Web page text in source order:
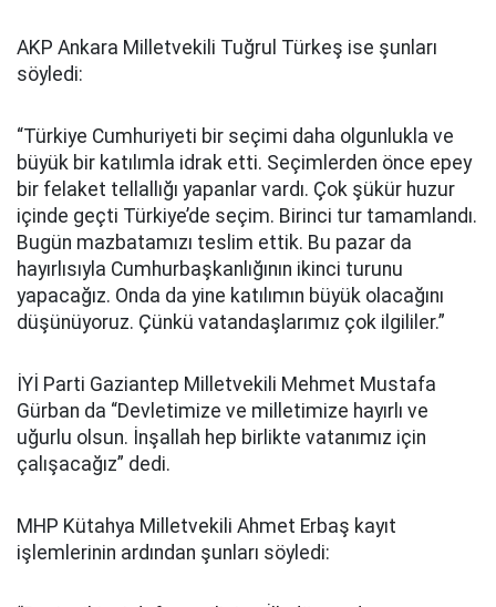
AKP Ankara Milletvekili Tuğrul Türkeş ise şunları
söyledi:
“Türkiye Cumhuriyeti bir seçimi daha olgunlukla ve
büyük bir katılımla idrak etti. Seçimlerden önce epey
bir felaket tellallığı yapanlar vardı. Çok şükür huzur
içinde geçti Türkiye’de seçim. Birinci tur tamamlandı.
Bugün mazbatamızı teslim ettik. Bu pazar da
hayırlısıyla Cumhurbaşkanlığının ikinci turunu
yapacağız. Onda da yine katılımın büyük olacağını
düşünüyoruz. Çünkü vatandaşlarımız çok ilgililer.”
İYİ Parti Gaziantep Milletvekili Mehmet Mustafa
Gürban da “Devletimize ve milletimize hayırlı ve
uğurlu olsun. İnşallah hep birlikte vatanımız için
çalışacağız” dedi.
MHP Kütahya Milletvekili Ahmet Erbaş kayıt
işlemlerinin ardından şunları söyledi: